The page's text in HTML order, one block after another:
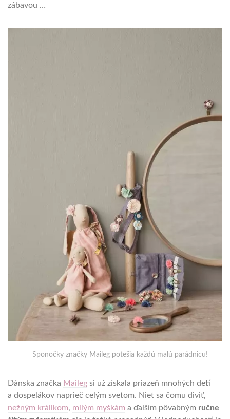
zábavou …
Sponočky značky Maileg potešia každú malú parádnicu!
Dánska značka Maileg si už získala priazeň mnohých detí
a dospelákov naprieč celým svetom. Niet sa čomu diviť,
nežným králikom, milým myškám a ďalším pôvabným ručne